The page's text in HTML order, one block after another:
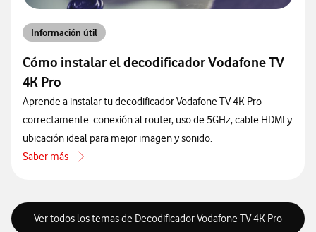
Información útil
Cómo instalar el decodificador Vodafone TV
4K Pro
Aprende a instalar tu decodificador Vodafone TV 4K Pro
correctamente: conexión al router, uso de 5GHz, cable HDMI y
ubicación ideal para mejor imagen y sonido.
Saber más
acerca de Cómo instalar el decodificador Vodafone TV 4K Pro
Ver todos los temas de Decodificador Vodafone TV 4K Pro